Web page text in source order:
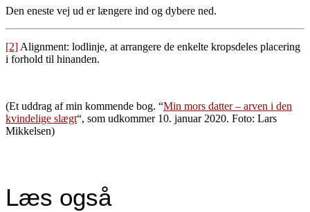
Den eneste vej ud er længere ind og dybere ned.
[2] Alignment: lodlinje, at arrangere de enkelte kropsdeles placering
i forhold til hinanden.
(Et uddrag af min kommende bog. “Min mors datter – arven i den
kvindelige slægt“, som udkommer 10. januar 2020. Foto: Lars
Mikkelsen)
Læs også